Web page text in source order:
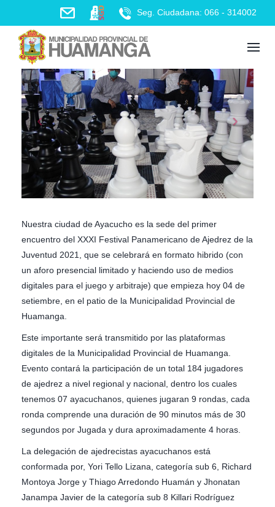
content
Seg. Ciudadana: 066 - 314002
Nuestra ciudad de Ayacucho es la sede del primer
encuentro del XXXI Festival Panamericano de Ajedrez de la
Juventud 2021, que se celebrará en formato hibrido (con
un aforo presencial limitado y haciendo uso de medios
digitales para el juego y arbitraje) que empieza hoy 04 de
setiembre, en el patio de la Municipalidad Provincial de
Huamanga.
Este importante será transmitido por las plataformas
digitales de la Municipalidad Provincial de Huamanga.
Evento contará la participación de un total 184 jugadores
de ajedrez a nivel regional y nacional, dentro los cuales
tenemos 07 ayacuchanos, quienes jugaran 9 rondas, cada
ronda comprende una duración de 90 minutos más de 30
segundos por Jugada y dura aproximadamente 4 horas.
La delegación de ajedrecistas ayacuchanos está
conformada por, Yori Tello Lizana, categoría sub 6, Richard
Montoya Jorge y Thiago Arredondo Huamán y Jhonatan
Janampa Javier de la categoría sub 8 Killari Rodríguez